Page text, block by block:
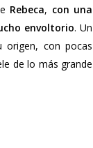
Rebeca, con una
envoltorio. Un
origen, con pocas
de lo más grande